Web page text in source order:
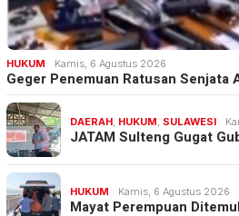
HUKUM Kamis, 6 Agustus 2026
Geger Penemuan Ratusan Senjata
DAERAH HUKUM SULAWESI
JATAM Sulteng Gugat
HUKUM Kamis, 6 Agustus 2026
Mayat Perempuan